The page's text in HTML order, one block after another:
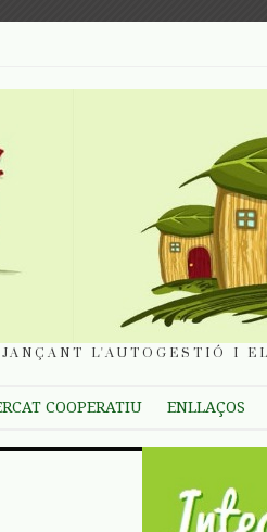
L'AUTOGESTIÓ I
COOPERATIU ENLLAÇOS